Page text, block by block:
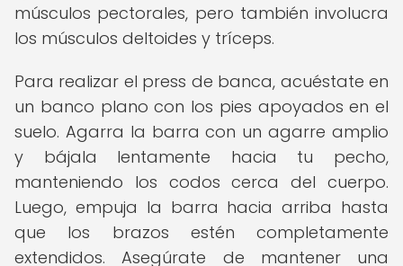
músculos pectorales, pero también involucra
los músculos deltoides y tríceps.
Para realizar el press de banca, acuéstate en
un banco plano con los pies apoyados en el
suelo. Agarra la barra con un agarre amplio
y bájala lentamente hacia tu pecho,
manteniendo los codos cerca del cuerpo.
Luego, empuja la barra hacia arriba hasta
que los brazos estén completamente
extendidos. Asegúrate de mantener una